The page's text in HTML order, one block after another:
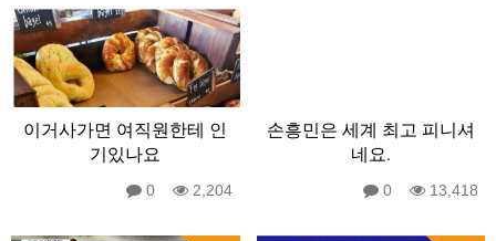
이거사가면 여직원한테 인
기있나요
0 2,204
손흥민은 세계 최고 피니셔
네요.
0 13,418